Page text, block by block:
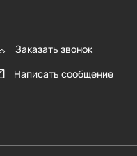
Заказать звонок
Написать сообщение